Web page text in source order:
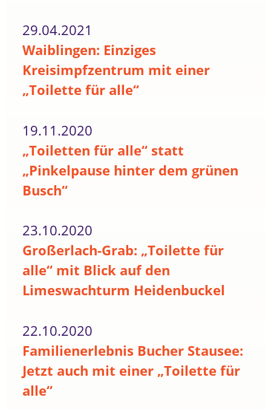
29.04.2021
Waiblingen: Einziges
Kreisimpfzentrum mit einer
„Toilette für alle“
19.11.2020
„Toiletten für alle“ statt
„Pinkelpause hinter dem grünen
Busch“
23.10.2020
Großerlach-Grab: „Toilette für
alle“ mit Blick auf den
Limeswachturm Heidenbuckel
22.10.2020
Familienerlebnis Bucher Stausee:
Jetzt auch mit einer „Toilette für
alle“